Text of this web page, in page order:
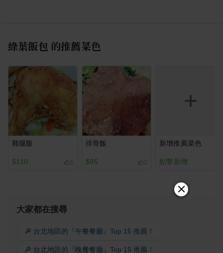
綠葉飯包 的推薦菜色
雞腿飯
$110 1
排骨飯
$95 2
新增推薦菜色
點擊新增
大家都在搜尋
🔎 台北地區的『午餐餐廳』Top 15 推薦！
🔎 台北地區的『晚餐餐廳』Top 15 推薦！